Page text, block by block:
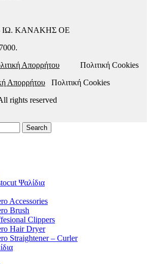
ΚΑΝΑΚΗΣ ΟΕ
Απορρήτου Πολιτική Cookies
Απορρήτου Πολιτική Cookies
rights reserved
Search
Ψαλίδια
Accessories
Brush
Clippers
Hair Dryer
Straightener – Curler